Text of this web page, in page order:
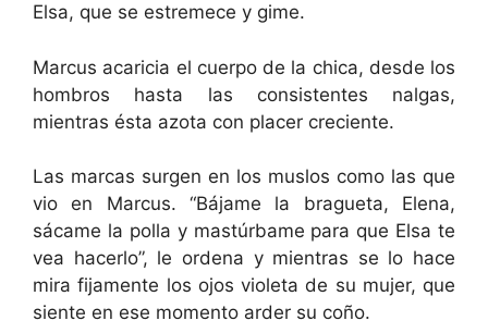
Elsa, que se estremece y gime.
Marcus acaricia el cuerpo de la chica, desde los
hombros hasta las consistentes nalgas,
mientras ésta azota con placer creciente.
Las marcas surgen en los muslos como las que
vio en Marcus. “Bájame la bragueta, Elena,
sácame la polla y mastúrbame para que Elsa te
vea hacerlo”, le ordena y mientras se lo hace
mira fijamente los ojos violeta de su mujer, que
siente en ese momento arder su coño.